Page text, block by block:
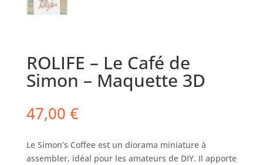
ROLIFE – Le Café de
Simon – Maquette 3D
47,00 €
Le Simon’s Coffee est un diorama miniature à
assembler, idéal pour les amateurs de DIY. Il apporte